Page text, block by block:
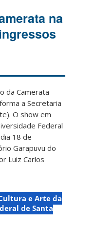
na
da Camerata
a Secretaria
O show em
Federal
18 de
Garapuvu do
Luiz Carlos
e Arte da
de Santa